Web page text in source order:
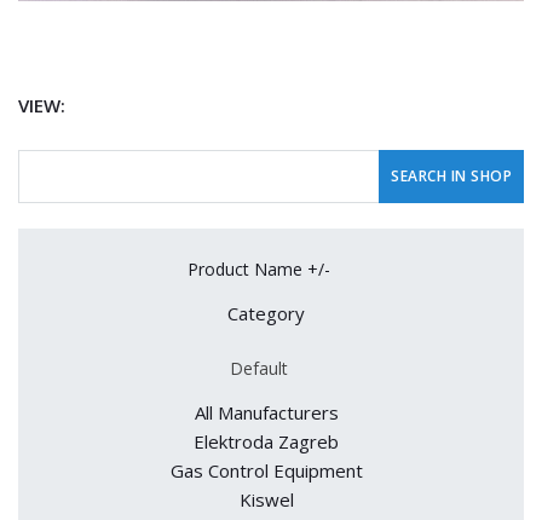
VIEW:
Product Name +/-
Category
Default
All Manufacturers
Elektroda Zagreb
Gas Control Equipment
Kiswel